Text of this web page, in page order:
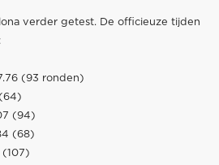
verder getest. De officieuze tijden
(93 ronden)
(94)
(68)
(107)